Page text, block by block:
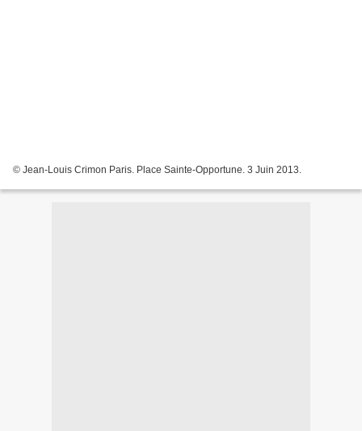
© Jean-Louis Crimon Paris. Place Sainte-Opportune. 3 Juin 2013.